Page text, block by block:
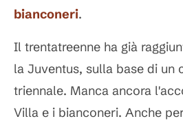
bianconeri.
Il trentatreenne ha già
la Juventus, sulla base di un
triennale. Manca ancora
Villa e i bianconeri. Anche